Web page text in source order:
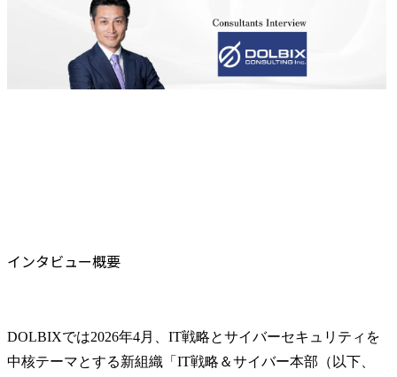
インタビュー概要
DOLBIXでは2026年4月、IT戦略とサイバーセキュリティを
中核テーマとする新組織「IT戦略＆サイバー本部（以下、